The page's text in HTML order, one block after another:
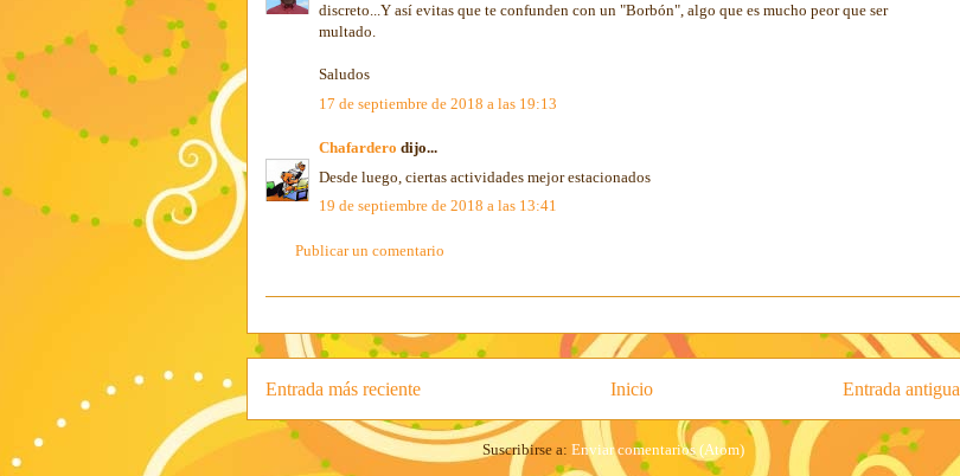
discreto...Y así evitas que te confunden con un "Borbón", algo que es mucho peor que ser
multado.
Saludos
17 de septiembre de 2018 a las 19:13
Chafardero dijo...
Desde luego, ciertas actividades mejor estacionados
19 de septiembre de 2018 a las 13:41
Publicar un comentario
Entrada más reciente Entrada antigua
Inicio
Suscribirse a: Enviar comentarios (Atom)